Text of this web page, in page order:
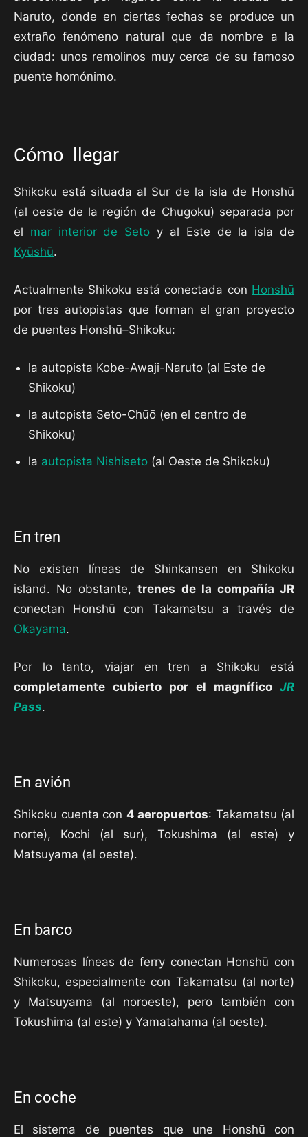
Naruto, donde en ciertas fechas se produce un
extraño fenómeno natural que da nombre a la
ciudad: unos remolinos muy cerca de su famoso
puente homónimo.
Cómo llegar
Shikoku está situada al Sur de la isla de Honshū
(al oeste de la región de Chugoku) separada por
el mar interior de Seto y al Este de la isla de
Kyūshū.
Actualmente Shikoku está conectada con Honshū
por tres autopistas que forman el gran proyecto
de puentes Honshū–Shikoku:
la autopista Kobe-Awaji-Naruto (al Este de
Shikoku)
la autopista Seto-Chūō (en el centro de
Shikoku)
la autopista Nishiseto (al Oeste de Shikoku)
En tren
No existen líneas de Shinkansen en Shikoku
island. No obstante,trenes de la compañía JR
conectan Honshū con Takamatsu a través de
Okayama.
Por lo tanto, viajar en tren a Shikoku está
completamente cubierto por el magnífico JR
Pass.
En avión
Shikoku cuenta con 4 aeropuertos: Takamatsu (al
norte), Kochi (al sur), Tokushima (al este) y
Matsuyama (al oeste).
En barco
Numerosas líneas de ferry conectan Honshū con
Shikoku, especialmente con Takamatsu (al norte)
y Matsuyama (al noroeste), pero también con
Tokushima (al este) y Yamatahama (al oeste).
En coche
El sistema de puentes que une Honshū con